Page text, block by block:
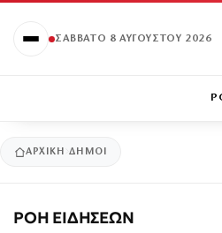
ΣΆΒΒΑΤΟ 8 ΑΥΓΟΎΣΤΟΥ 2026
ΑΡΧΙΚΉ ΔΗΜΟΙ
ΡΟΗ ΕΙΔΗΣΕΩΝ